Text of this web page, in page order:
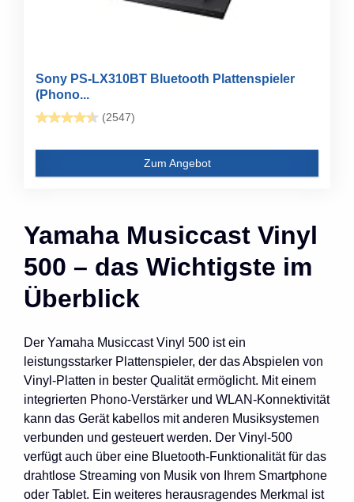
Sony PS-LX310BT Bluetooth Plattenspieler
(Phono...
(2547)
Zum Angebot
Yamaha Musiccast Vinyl
500 – das Wichtigste im
Überblick
Der Yamaha Musiccast Vinyl 500 ist ein
leistungsstarker Plattenspieler, der das Abspielen von
Vinyl-Platten in bester Qualität ermöglicht. Mit einem
integrierten Phono-Verstärker und WLAN-Konnektivität
kann das Gerät kabellos mit anderen Musiksystemen
verbunden und gesteuert werden. Der Vinyl-500
verfügt auch über eine Bluetooth-Funktionalität für das
drahtlose Streaming von Musik von Ihrem Smartphone
oder Tablet. Ein weiteres herausragendes Merkmal ist